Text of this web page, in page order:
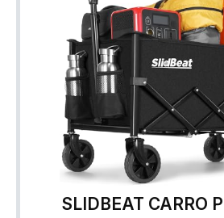
SLIDBEAT CARRO